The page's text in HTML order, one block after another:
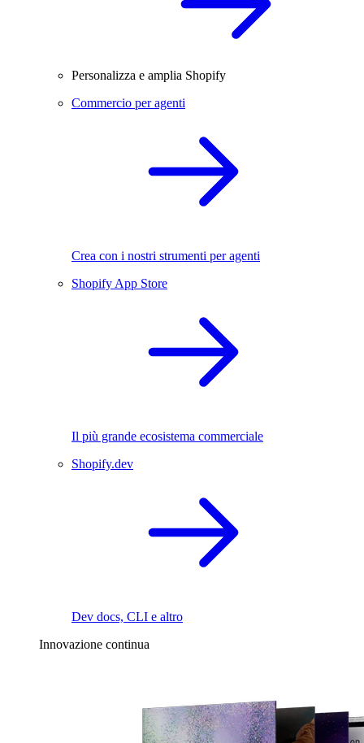
Personalizza e amplia Shopify
Commercio per agenti
Crea con i nostri strumenti per agenti
Shopify App Store
Il più grande ecosistema commerciale
Shopify.dev
Dev docs, CLI e altro
Innovazione continua